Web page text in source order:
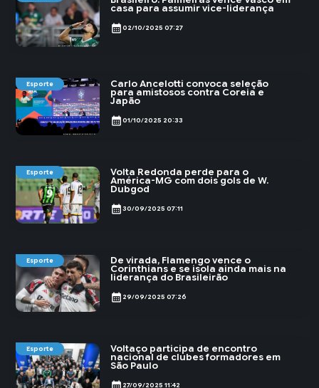
casa para assumir vice-liderança
calendar_month02/10/2025 07:27
Esporte Carlo Ancelotti convoca seleção
para amistosos contra Coreia e
Japão
calendar_month01/10/2025 20:33
Esporte Volta Redonda perde para o
América-MG com dois gols de W.
Dubgod
calendar_month30/09/2025 07:11
Esporte De virada, Flamengo vence o
Corinthians e se isola ainda mais na
liderança do Brasileirão
calendar_month 29/09/2025 07:26
Esporte Voltaço participa de encontro
nacional de clubes formadores em
São Paulo
calendar_month 27/09/2025 11:42